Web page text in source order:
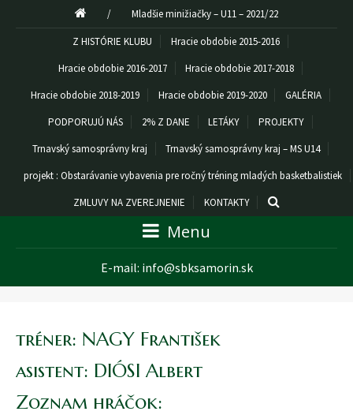
/ Mladšie minižiačky – U11 – 2021/22
Z HISTÓRIE KLUBU
Hracie obdobie 2015-2016
Hracie obdobie 2016-2017
Hracie obdobie 2017-2018
Hracie obdobie 2018-2019
Hracie obdobie 2019-2020
GALÉRIA
PODPORUJÚ NÁS
2% Z DANE LETÁKY
PROJEKTY
Trnavský samosprávny kraj
Trnavský samosprávny kraj – MS U14
projekt : Obstarávanie vybavenia pre ročný tréning mladých basketbalistiek
ZMLUVY NA ZVEREJNENIE
KONTAKTY
Menu
E-mail: info@sbksamorin.sk
tréner: NAGY František
asistent: DIÓSI Albert
Zoznam hráčok: